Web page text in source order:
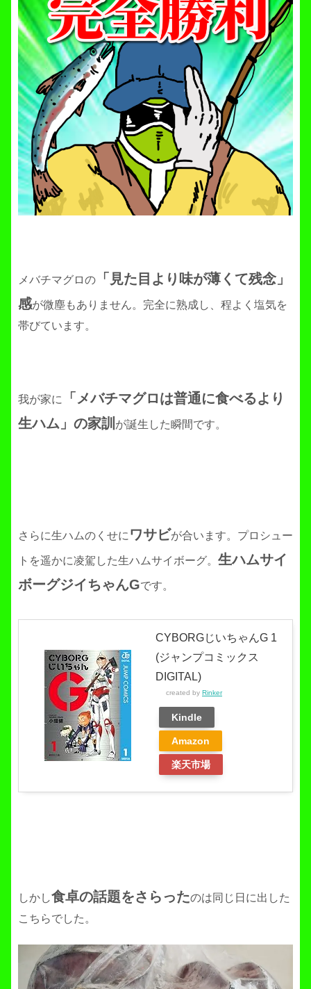
メバチマグロの
「見た目より味が薄くて残念」
感が微塵もありません。完全に熟成し、程よく塩気を
帯びています。
我が家に
「メバチマグロは普通に食べるより
生ハム」の家訓 が誕生した瞬間です。
さらに生ハムのくせに ワサビが合います。プロシュー
トを遥かに凌駕した生ハムサイボーグ。 生ハムサイ
ボーグジイちゃんGです。
CYBORGじいちゃんG 1
(ジャンプコミックス
DIGITAL)
created by Rinker
Kindle
Amazon
楽天市場
しかし食卓の話題をさらったのは同じ日に出した
こちらでした。